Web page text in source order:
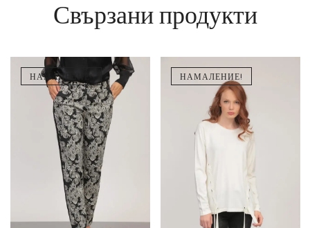
Свързани продукти
НАМАЛЕНИЕ! НАМАЛЕНИЕ!